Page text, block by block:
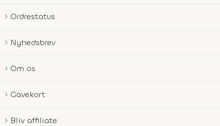
Ordrestatus
Nyhedsbrev
Om os
Gavekort
Bliv affiliate